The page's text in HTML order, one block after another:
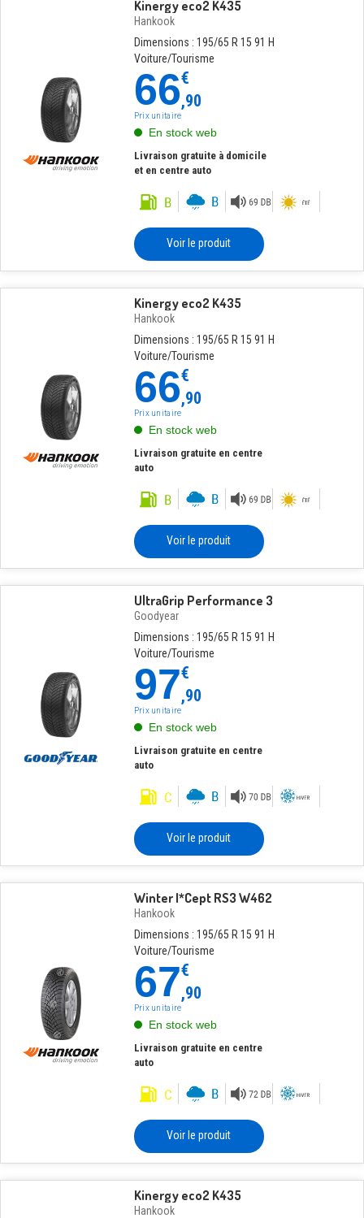
Kinergy eco2 K435
Hankook
Dimensions : 195/65 R 15 91 H
Voiture/Tourisme
66€
,90
Prix unitaire
En stock web
Livraison gratuite à domicile
et en centre auto
Voir le produit
Kinergy eco2 K435
Hankook
Dimensions : 195/65 R 15 91 H
Voiture/Tourisme
66€
,90
Prix unitaire
En stock web
Livraison gratuite en centre
auto
Voir le produit
UltraGrip Performance 3
Goodyear
Dimensions : 195/65 R 15 91 H
Voiture/Tourisme
97€
,90
Prix unitaire
En stock web
Livraison gratuite en centre
auto
Voir le produit
Winter I*Cept RS3 W462
Hankook
Dimensions : 195/65 R 15 91 H
Voiture/Tourisme
67€
,90
Prix unitaire
En stock web
Livraison gratuite en centre
auto
Voir le produit
Kinergy eco2 K435
Hankook